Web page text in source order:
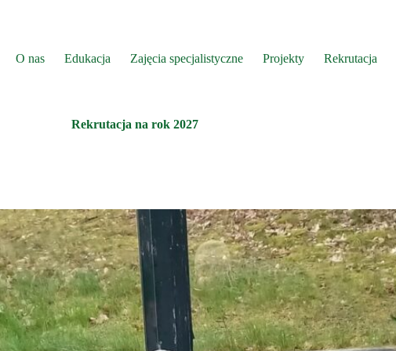
O nas Edukacja Zajęcia specjalistyczne Projekty Rekrutacja
Rekrutacja na rok 2027